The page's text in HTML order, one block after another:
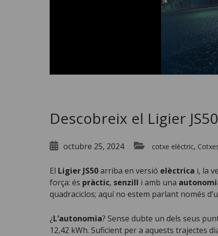
Descobreix el Ligier
octubre 25, 2024 cotxe elèctric,
El Ligier JS50arriba en versió elèctrica i, la
força: és pràctic, senzill i amb una
quadraciclos; aquí no estem parlant només
¿L’autonomia? Sense dubte un dels seus
12,42 kWh. Suficient per a aquests trajectes